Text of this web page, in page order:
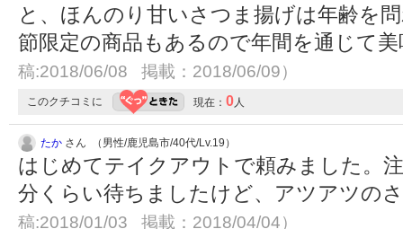
と、ほんのり甘いさつま揚げは年齢を
節限定の商品もあるので年間を通じて
稿:2018/06/08 掲載：2018/06/09）
このクチコミに 現在： 0人
たか さん （男性/鹿児島市/40代/Lv.19）
はじめてテイクアウトで頼みました。
分くらい待ちましたけど、アツアツの
稿:2018/01/03 掲載：2018/04/04）